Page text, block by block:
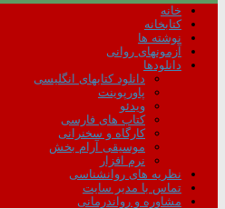
خانه
کتابخانه
نوشته ها
آزمونهای روانی
دانلودها
دانلود کتابهای انگلیسی
پاورپوینت
ویدئو
کتاب های فارسی
کارگاه و سخنرانی
موسیقی آرام بخش
نرم افزار
نظریه های روانشناسی
تماس با مدیر سایت
مشاوره و رواندرمانی